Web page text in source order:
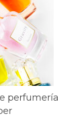
perfumería